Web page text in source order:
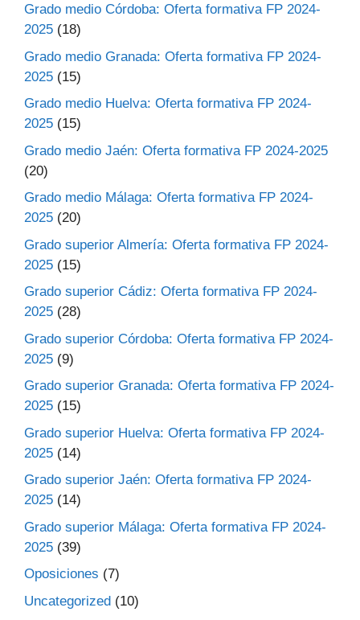
Grado medio Córdoba: Oferta formativa FP 2024-
2025 (18)
Grado medio Granada: Oferta formativa FP 2024-
2025 (15)
Grado medio Huelva: Oferta formativa FP 2024-
2025 (15)
Grado medio Jaén: Oferta formativa FP 2024-2025
(20)
Grado medio Málaga: Oferta formativa FP 2024-
2025 (20)
Grado superior Almería: Oferta formativa FP 2024-
2025 (15)
Grado superior Cádiz: Oferta formativa FP 2024-
2025 (28)
Grado superior Córdoba: Oferta formativa FP 2024-
2025 (9)
Grado superior Granada: Oferta formativa FP 2024-
2025 (15)
Grado superior Huelva: Oferta formativa FP 2024-
2025 (14)
Grado superior Jaén: Oferta formativa FP 2024-
2025 (14)
Grado superior Málaga: Oferta formativa FP 2024-
2025 (39)
Oposiciones (7)
Uncategorized (10)